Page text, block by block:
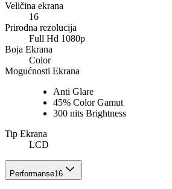
Veličina ekrana
16
Prirodna rezolucija
Full Hd 1080p
Boja Ekrana
Color
Mogućnosti Ekrana
Anti Glare
45% Color Gamut
300 nits Brightness
Tip Ekrana
LCD
Performanse16